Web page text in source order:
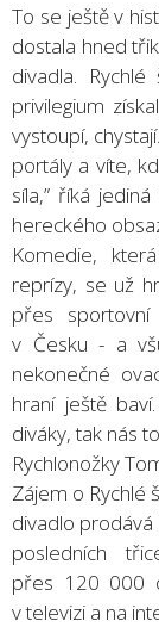
To se ještě v
dostala hned
divadla.
privilegium
vystoupí,
portály a víte,
síla,” říká
hereckého
Komedie,
reprízy, se už
přes
v Česku - a
nekonečné
hraní ještě
diváky, tak nás
Rychlonožky
Zájem o Rychlé
divadlo prodává
posledních
přes 120 000
v televizi a na